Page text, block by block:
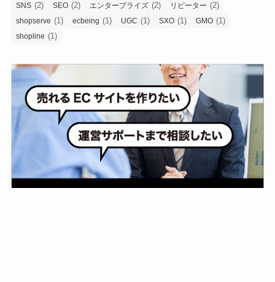
SNS (2) SEO (2) エンタープライズ (2) リピーター (2)
shopserve (1) ecbeing (1) UGC (1) SXO (1) GMO (1)
shopline (1)